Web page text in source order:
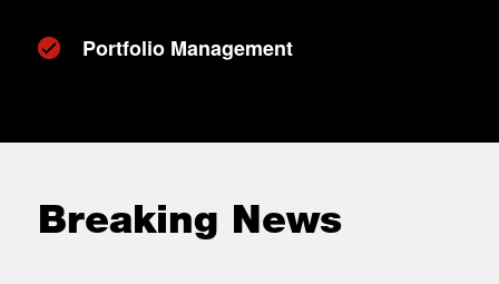
Portfolio Management
Breaking News